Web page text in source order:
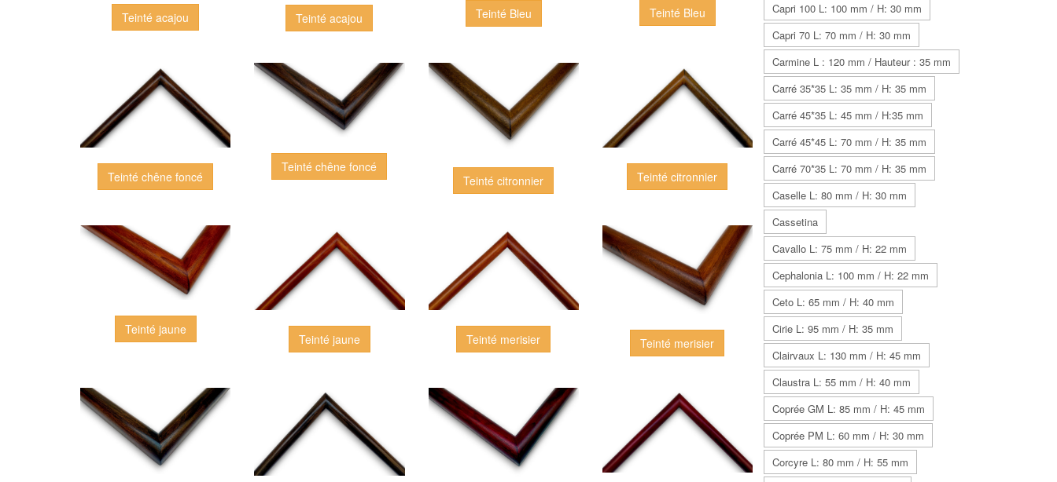
Teinté acajou Teinté acajou Teinté Bleu Teinté Bleu
Teinté chêne foncé
Teinté chêne foncé
Teinté citronnier
Teinté citronnier
Teinté jaune
Teinté jaune Teinté merisier Teinté merisier
Capri 100 L: 100 mm / H: 30 mm
Capri 70 L: 70 mm / H: 30 mm
Carmine L : 120 mm / Hauteur : 35 mm
Carré 35*35 L: 35 mm / H: 35 mm
Carré 45*35 L: 45 mm / H:35 mm
Carré 45*45 L: 70 mm / H: 35 mm
Carré 70*35 L: 70 mm / H: 35 mm
Caselle L: 80 mm / H: 30 mm
Cassetina
Cavallo L: 75 mm / H: 22 mm
Cephalonia L: 100 mm / H: 22 mm
Ceto L: 65 mm / H: 40 mm
Cirie L: 95 mm / H: 35 mm
Clairvaux L: 130 mm / H: 45 mm
Claustra L: 55 mm / H: 40 mm
Coprée GM L: 85 mm / H: 45 mm
Coprée PM L: 60 mm / H: 30 mm
Corcyre L: 80 mm / H: 55 mm